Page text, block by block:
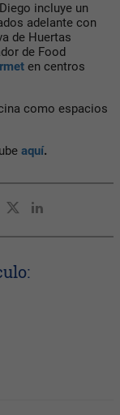
incluye un
adelante con
de Huertas
de Food
en centros
como espacios
aquí.